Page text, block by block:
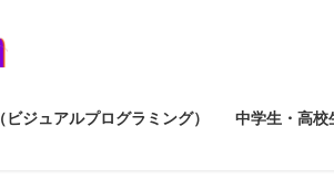
ジュアルプログラミング） 中学生・高校